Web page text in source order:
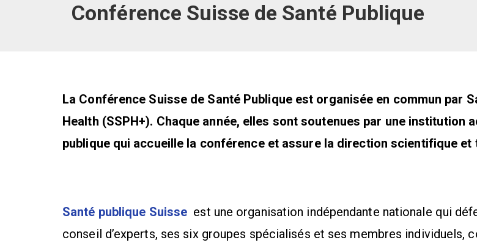
Conférence Suisse de Santé Publique
La Conférence Suisse de Santé Publique est organisée en commun par
Health (SSPH+). Chaque année, elles sont soutenues par une institution
publique qui accueille la conférence et assure la direction scientifique et
Santé publique Suisse est une organisation indépendante nationale qui
conseil d’experts, ses six groupes spécialisés et ses membres